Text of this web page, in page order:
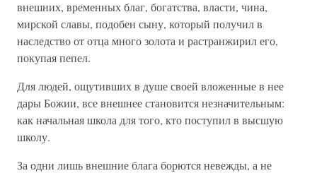
внешних, временных благ, богатства, власти, чина,
мирской славы, подобен сыну, который получил в
наследство от отца много золота и растранжирил его,
покупая пепел.
Для людей, ощутивших в душе своей вложенные в нее
дары Божии, все внешнее становится незначительным:
как начальная школа для того, кто поступил в высшую
школу.
За одни лишь внешние блага борются невежды, а не